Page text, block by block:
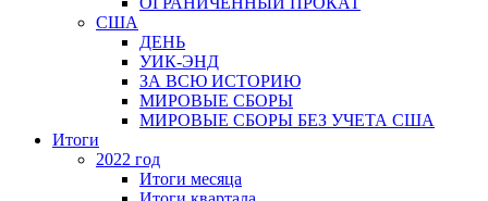
США
ДЕНЬ
УИК-ЭНД
ЗА ВСЮ ИСТОРИЮ
МИРОВЫЕ СБОРЫ
МИРОВЫЕ СБОРЫ БЕЗ УЧЕТА США
Итоги
2022 год
Итоги месяца